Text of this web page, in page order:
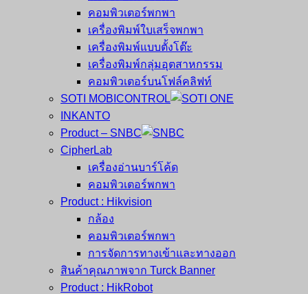
คอมพิวเตอร์พกพา
เครื่องพิมพ์ใบเสร็จพกพา
เครื่องพิมพ์แบบตั้งโต๊ะ
เครื่องพิมพ์กลุ่มอุตสาหกรรม
คอมพิวเตอร์บนโฟล์คลิฟท์
SOTI MOBICONTROL
INKANTO
Product – SNBC
CipherLab
เครื่องอ่านบาร์โค้ด
คอมพิวเตอร์พกพา
Product : Hikvision
กล้อง
คอมพิวเตอร์พกพา
การจัดการทางเข้าและทางออก
สินค้าคุณภาพจาก Turck Banner
Product : HikRobot